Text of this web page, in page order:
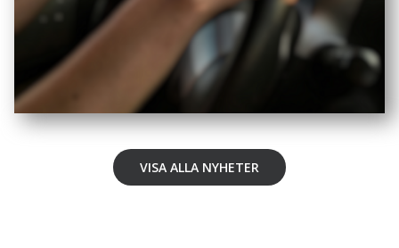
VISA ALLA NYHETER